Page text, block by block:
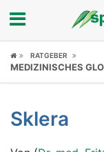
Fokus
Symptome
RATGEBER
MEDIZINISCHES
Sklera